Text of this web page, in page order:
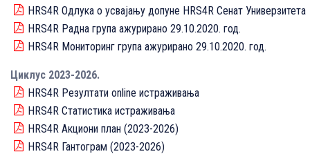
HRS4R Одлука о усвајању допуне HRS4R Сенат Универзитета
HRS4R Радна група ажурирано 29.10.2020. год.
HRS4R Mониторинг група ажурирано 29.10.2020. год.
Циклус 2023-2026.
HRS4R Резултати online истраживања
HRS4R Статистика истраживања
HRS4R Акциони план (2023-2026)
HRS4R Гантограм (2023-2026)